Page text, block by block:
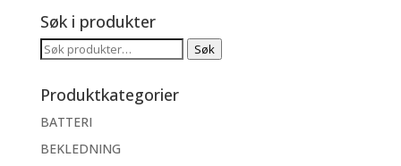
Søk i produkter
Søk
Søk
Produktkategorier
BATTERI
BEKLEDNING